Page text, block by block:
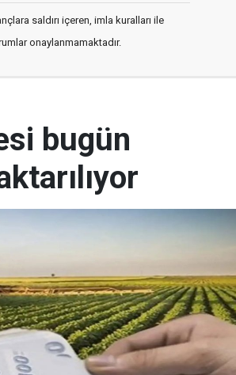
saldırı içeren, imla kuralları ile
onaylanmamaktadır.
bugün